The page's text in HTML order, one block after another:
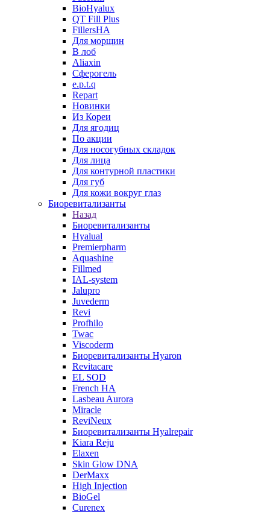
BioHyalux
QT Fill Plus
FillersHA
Для морщин
В лоб
Aliaxin
Сферогель
e.p.t.q
Repart
Новинки
Из Кореи
Для ягодиц
По акции
Для носогубных складок
Для лица
Для контурной пластики
Для губ
Для кожи вокруг глаз
Биоревитализанты
Назад
Биоревитализанты
Hyalual
Premierpharm
Aquashine
Fillmed
IAL-system
Jalupro
Juvederm
Revi
Profhilo
Twac
Viscoderm
Биоревитализанты Hyaron
Revitacare
EL SOD
French HA
Lasbeau Aurora
Miracle
ReviNeux
Биоревитализанты Hyalrepair
Kiara Reju
Elaxen
Skin Glow DNA
DerMaxx
High Injection
BioGel
Curenex